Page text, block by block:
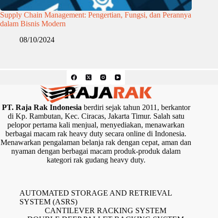
Supply Chain Management: Pengertian, Fungsi, dan Perannya
dalam Bisnis Modern
08/10/2024
PT. Raja Rak Indonesiaberdiri sejak tahun 2011, berkantor
di Kp. Rambutan, Kec. Ciracas, Jakarta Timur. Salah satu
pelopor pertama kali menjual, menyediakan, menawarkan
berbagai macam rak heavy duty secara online di Indonesia.
Menawarkan pengalaman belanja rak dengan cepat, aman dan
nyaman dengan berbagai macam produk-produk dalam
kategori rak gudang heavy duty.
AUTOMATED STORAGE AND RETRIEVAL
SYSTEM (ASRS)
CANTILEVER RACKING SYSTEM